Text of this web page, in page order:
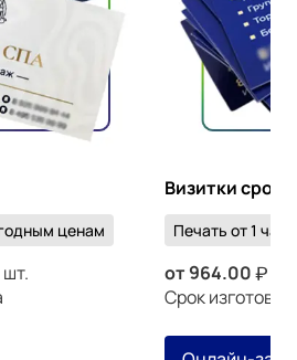
ценам
Визитки
Печать от 1 часа
от964.00
Срок